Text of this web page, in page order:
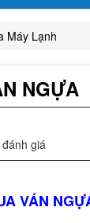
Máy Lạnh
NGỰA
giá
VÁN